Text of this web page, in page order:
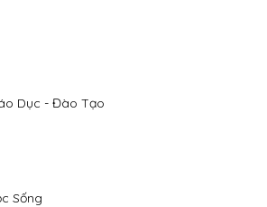
Dục - Đào Tạo
Sống